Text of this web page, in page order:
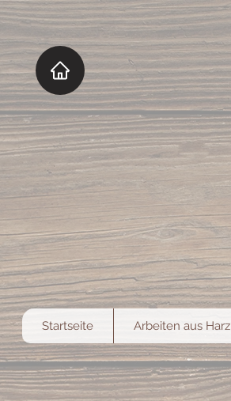
Startseite Arbeiten aus Harz